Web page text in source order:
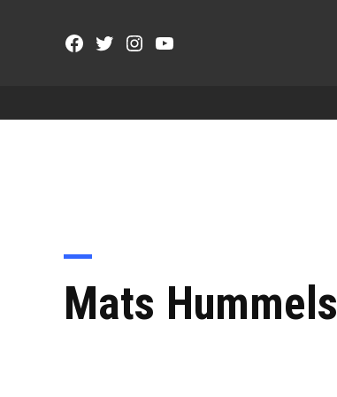
Facebook
TwitterInstagram
YouTube
Mats Hummels